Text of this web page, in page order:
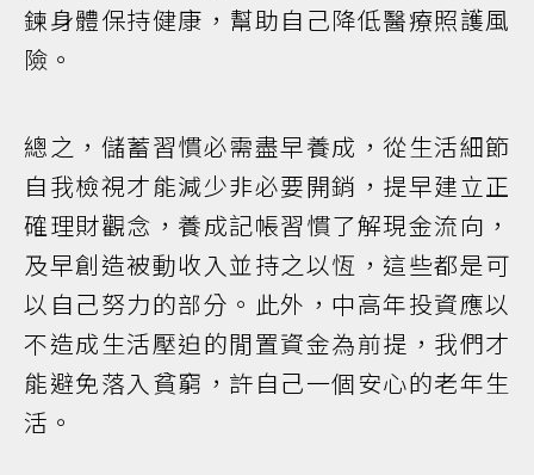
鍊身體保持健康，幫助自己降低醫療照護風
險。
總之，儲蓄習慣必需盡早養成，從生活細節
自我檢視才能減少非必要開銷，提早建立正
確理財觀念，養成記帳習慣了解現金流向，
及早創造被動收入並持之以恆，這些都是可
以自己努力的部分。此外，中高年投資應以
不造成生活壓迫的閒置資金為前提，我們才
能避免落入貧窮，許自己一個安心的老年生
活。